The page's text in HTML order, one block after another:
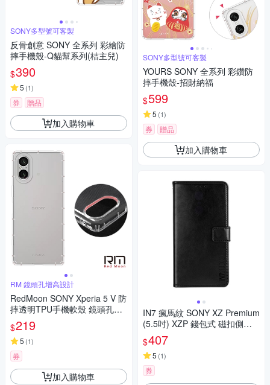
SONY多型號可客製
反骨創意 SONY 全系列 彩繪防
摔手機殼-Q貓幫系列(桔主兒)
$390
5 (1)
券 贈品
加入購物車
RM 鏡頭孔增高設計
RedMoon SONY Xperia 5 V 防
摔透明TPU手機軟殼 鏡頭孔增
高版
$219
5 (1)
券
加入購物車
SONY多型號可客製
YOURS SONY 全系列 彩鑽防
摔手機殼-招財納福
$599
5 (1)
券 贈品
加入購物車
IN7 瘋馬紋 SONY XZ Premium
(5.5吋) XZP 錢包式 磁扣側掀P
U皮套 吊飾孔 手機皮套保護殼
$407
5 (1)
券